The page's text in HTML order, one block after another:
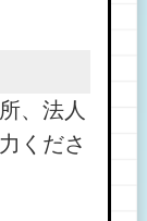
、法人
くださ